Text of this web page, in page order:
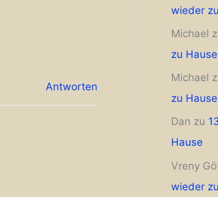
Antworten
wieder
Michael
zu Hause
Michael
zu Hause
Dan zu
Hause
Vreny
wieder